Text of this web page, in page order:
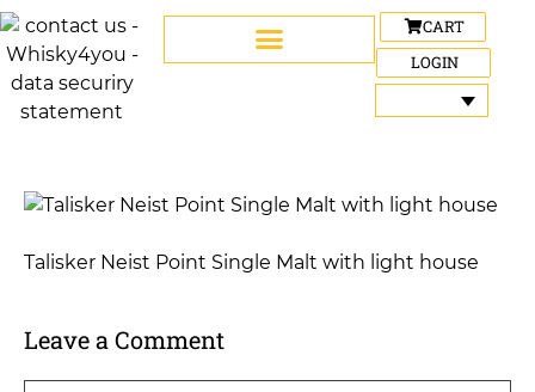
CART
LOGIN
Talisker Neist Point Single Malt with light house
Leave a Comment